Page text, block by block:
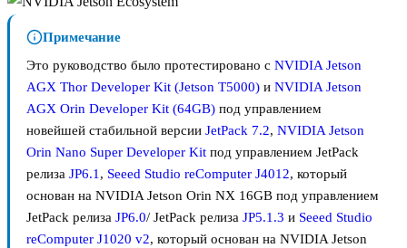
Примечание
Это руководство было протестировано с NVIDIA Jetson
AGX Thor Developer Kit (Jetson T5000) и NVIDIA Jetson
AGX Orin Developer Kit (64GB) под управлением
новейшей стабильной версии JetPack 7.2, NVIDIA Jetson
Orin Nano Super Developer Kit под управлением JetPack
релиза JP6.1 , Seeed Studio reComputer J4012, который
основан на NVIDIA Jetson Orin NX 16GB под управлением
JetPack релиза JP6.0/ JetPack релиза JP5.1.3 и Seeed Studio
reComputer J1020 v2, который основан на NVIDIA Jetson